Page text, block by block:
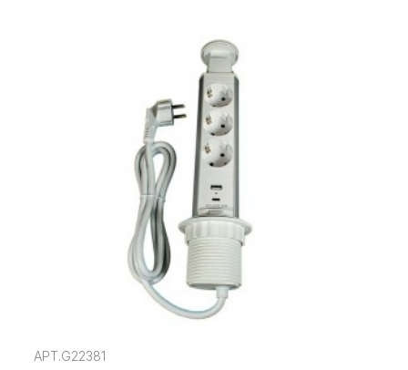
АРТ.G22381